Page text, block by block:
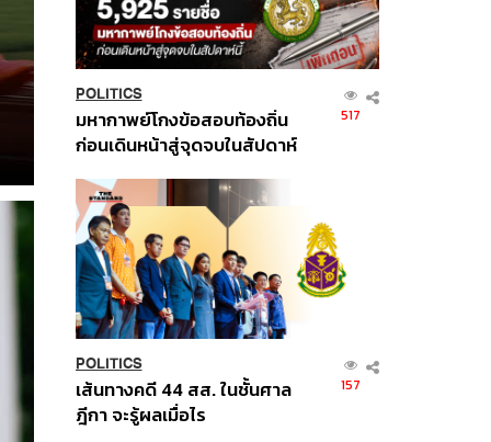
POLITICS
มหากาพย์โกงข้อสอบท้องถิ่น
ก่อนเดินหน้าสู่จุดจบในสัปดาห์
517
POLITICS
เส้นทางคดี 44 สส. ในชั้นศาล
ฎีกา จะรู้ผลเมื่อไร
157